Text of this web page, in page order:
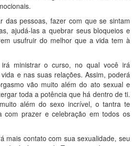
das pessoas, fazer com que se sintam
ajudá-las a quebrar seus bloqueios e
usufruir do melhor que a vida tem à
irá ministrar o curso, no qual você irá
e nas suas relações. Assim, poderá
vão muito além do ato sexual e
toda a potência que há dentro de ti.
além do sexo incrível, o tantra te
com prazer e celebração em todos os
mais contato com sua sexualidade, seu